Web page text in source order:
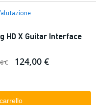
HD X Guitar Interface
€ 124,00 €